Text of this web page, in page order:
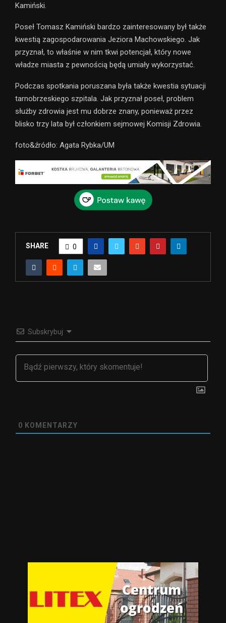
Kamiński.
Poseł Tomasz Kamiński bardzo zainteresowany był także
kwestią zagospodarowania Jeziora Machowskiego. Jak
przyznał, to właśnie w nim tkwi potencjał, który nowe
władze miasta z pewnością będą umiały wykorzystać.
Podczas spotkania poruszana była także kwestia sytuacji
tarnobrzeskiego szpitala. Jak przyznał poseł, problem
służby zdrowia jest mu dobrze znany, ponieważ przez
blisko trzy lata był członkiem sejmowej Komisji Zdrowia.
foto&źródło: Agata Rybka/UM
SHARE 0
Subskrybuj
0 KOMENTARZY